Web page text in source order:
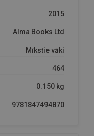
2015
Alma Books Ltd
Mīkstie vāki
464
0.150 kg
9781847494870